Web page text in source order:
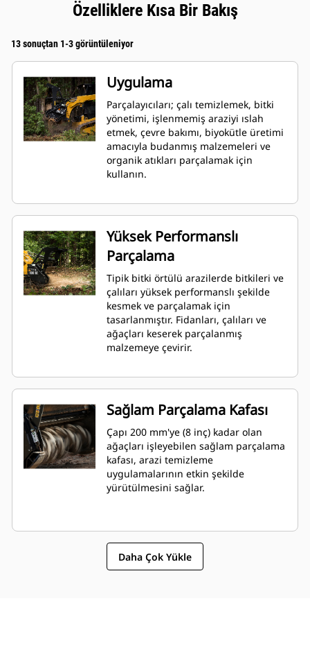
Özelliklere Kısa Bir Bakış
13 sonuçtan 1-3 görüntüleniyor
Uygulama
Parçalayıcıları; çalı temizlemek, bitki
yönetimi, işlenmemiş araziyi ıslah
etmek, çevre bakımı, biyokütle üretimi
amacıyla budanmış malzemeleri ve
organik atıkları parçalamak için
kullanın.
Yüksek Performanslı
Parçalama
Tipik bitki örtülü arazilerde bitkileri ve
çalıları yüksek performanslı şekilde
kesmek ve parçalamak için
tasarlanmıştır. Fidanları, çalıları ve
ağaçları keserek parçalanmış
malzemeye çevirir.
Sağlam Parçalama Kafası
Çapı 200 mm'ye (8 inç) kadar olan
ağaçları işleyebilen sağlam parçalama
kafası, arazi temizleme
uygulamalarının etkin şekilde
yürütülmesini sağlar.
Daha Çok Yükle